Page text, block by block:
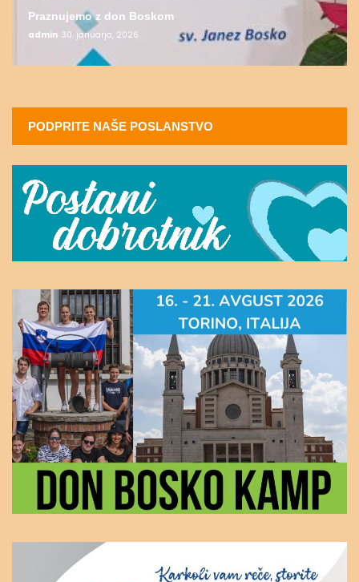
Praznujemo z don Boskom
admin 30. januarja, 2026
PODPRITE NAŠE POSLANSTVO